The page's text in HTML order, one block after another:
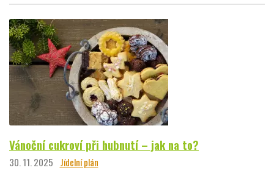
Vánoční cukroví při hubnutí – jak na to?
30. 11. 2025 Jídelní plán